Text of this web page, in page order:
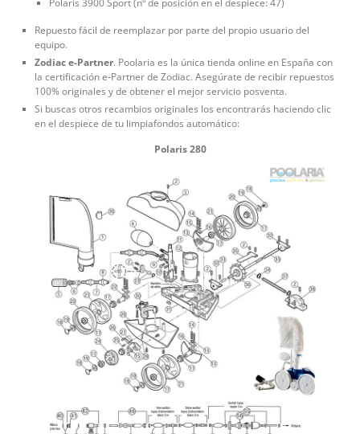
Repuesto fácil de reemplazar por parte del propio usuario del
equipo.
Zodiac e-Partner. Poolaria es la única tienda online en España con
la certificación e-Partner de Zodiac. Asegúrate de recibir repuestos
100% originales y de obtener el mejor servicio posventa.
Si buscas otros recambios originales los encontrarás haciendo clic
en el despiece de tu limpiafondos automático:
Polaris 280